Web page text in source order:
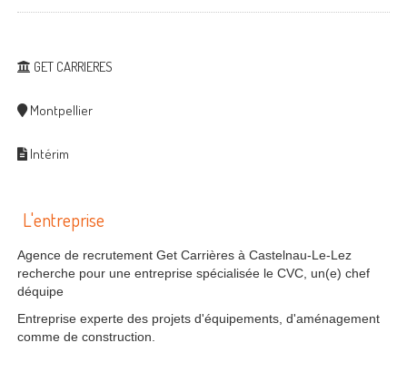
GET CARRIERES
Montpellier
Intérim
L'entreprise
Agence de recrutement Get Carrières à Castelnau-Le-Lez
recherche pour une entreprise spécialisée le CVC, un(e) chef
déquipe
Entreprise experte des projets d'équipements, d'aménagement
comme de construction.